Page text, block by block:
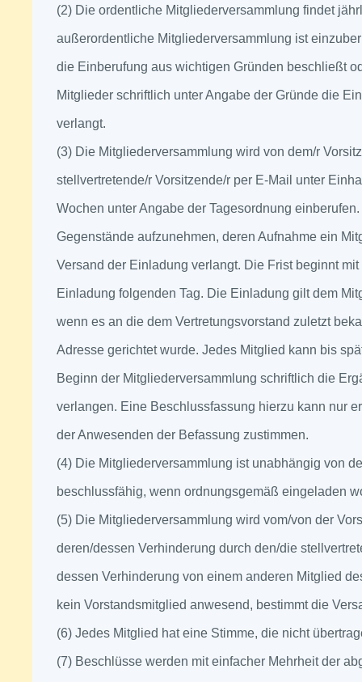
(2) Die ordentliche Mitgliederversammlung findet
außerordentliche Mitgliederversammlung ist
die Einberufung aus wichtigen Gründen beschließt
Mitglieder schriftlich unter Angabe der Gründe die
verlangt.
(3) Die Mitgliederversammlung wird von dem/r
stellvertretende/r Vorsitzende/r per E-Mail unter
Wochen unter Angabe der Tagesordnung
Gegenstände aufzunehmen, deren Aufnahme ein
Versand der Einladung verlangt. Die Frist beginnt
Einladung folgenden Tag. Die Einladung gilt dem
wenn es an die dem Vertretungsvorstand zuletzt
Adresse gerichtet wurde. Jedes Mitglied kann bis
Beginn der Mitgliederversammlung schriftlich die
verlangen. Eine Beschlussfassung hierzu kann nur
der Anwesenden der Befassung zustimmen.
(4) Die Mitgliederversammlung ist unabhängig von
beschlussfähig, wenn ordnungsgemäß eingeladen
(5) Die Mitgliederversammlung wird vom/von der
deren/dessen Verhinderung durch den/die
dessen Verhinderung von einem anderen Mitglied
kein Vorstandsmitglied anwesend, bestimmt die
(6) Jedes Mitglied hat eine Stimme, die nicht
(7) Beschlüsse werden mit einfacher Mehrheit der